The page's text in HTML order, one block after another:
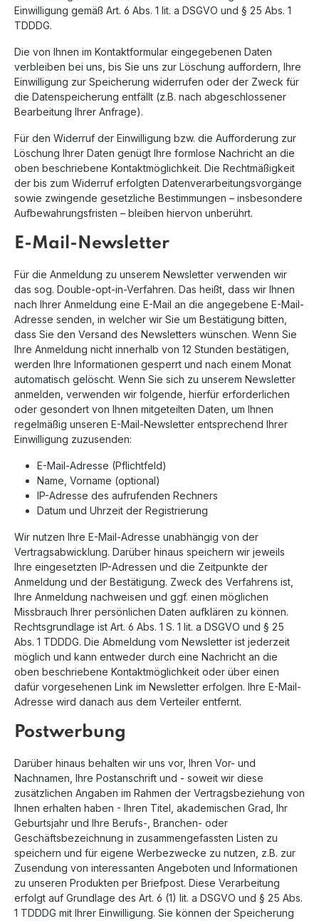
Einwilligung gemäß Art. 6 Abs. 1 lit. a DSGVO und § 25 Abs. 1
TDDDG.
Die von Ihnen im Kontaktformular eingegebenen Daten
verbleiben bei uns, bis Sie uns zur Löschung auffordern, Ihre
Einwilligung zur Speicherung widerrufen oder der Zweck für
die Datenspeicherung entfällt (z.B. nach abgeschlossener
Bearbeitung Ihrer Anfrage).
Für den Widerruf der Einwilligung bzw. die Aufforderung zur
Löschung Ihrer Daten genügt Ihre formlose Nachricht an die
oben beschriebene Kontaktmöglichkeit. Die Rechtmäßigkeit
der bis zum Widerruf erfolgten Datenverarbeitungsvorgänge
sowie zwingende gesetzliche Bestimmungen – insbesondere
Aufbewahrungsfristen – bleiben hiervon unberührt.
E-Mail-Newsletter
Für die Anmeldung zu unserem Newsletter verwenden wir
das sog. Double-opt-in-Verfahren. Das heißt, dass wir Ihnen
nach Ihrer Anmeldung eine E-Mail an die angegebene E-Mail-
Adresse senden, in welcher wir Sie um Bestätigung bitten,
dass Sie den Versand des Newsletters wünschen. Wenn Sie
Ihre Anmeldung nicht innerhalb von 12 Stunden bestätigen,
werden Ihre Informationen gesperrt und nach einem Monat
automatisch gelöscht. Wenn Sie sich zu unserem Newsletter
anmelden, verwenden wir folgende, hierfür erforderlichen
oder gesondert von Ihnen mitgeteilten Daten, um Ihnen
regelmäßig unseren E-Mail-Newsletter entsprechend Ihrer
Einwilligung zuzusenden:
E-Mail-Adresse (Pflichtfeld)
Name, Vorname (optional)
IP-Adresse des aufrufenden Rechners
Datum und Uhrzeit der Registrierung
Wir nutzen Ihre E-Mail-Adresse unabhängig von der
Vertragsabwicklung. Darüber hinaus speichern wir jeweils
Ihre eingesetzten IP-Adressen und die Zeitpunkte der
Anmeldung und der Bestätigung. Zweck des Verfahrens ist,
Ihre Anmeldung nachweisen und ggf. einen möglichen
Missbrauch Ihrer persönlichen Daten aufklären zu können.
Rechtsgrundlage ist Art. 6 Abs. 1 S. 1 lit. a DSGVO und § 25
Abs. 1 TDDDG. Die Abmeldung vom Newsletter ist jederzeit
möglich und kann entweder durch eine Nachricht an die
oben beschriebene Kontaktmöglichkeit oder über einen
dafür vorgesehenen Link im Newsletter erfolgen. Ihre E-Mail-
Adresse wird danach aus dem Verteiler entfernt.
Postwerbung
Darüber hinaus behalten wir uns vor, Ihren Vor- und
Nachnamen, Ihre Postanschrift und - soweit wir diese
zusätzlichen Angaben im Rahmen der Vertragsbeziehung von
Ihnen erhalten haben - Ihren Titel, akademischen Grad, Ihr
Geburtsjahr und Ihre Berufs-, Branchen- oder
Geschäftsbezeichnung in zusammengefassten Listen zu
speichern und für eigene Werbezwecke zu nutzen, z.B. zur
Zusendung von interessanten Angeboten und Informationen
zu unseren Produkten per Briefpost. Diese Verarbeitung
erfolgt auf Grundlage des Art. 6 (1) lit. a DSGVO und § 25 Abs.
1 TDDDG mit Ihrer Einwilligung. Sie können der Speicherung